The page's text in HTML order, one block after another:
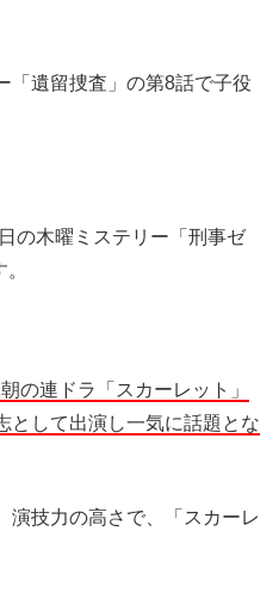
「遺留捜査」の第8話で子役
の木曜ミステリー「刑事ゼ
の連ドラ「スカーレット」
として出演し一気に話題とな
演技力の高さで、「スカーレ